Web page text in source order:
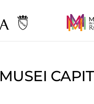
MUSEI